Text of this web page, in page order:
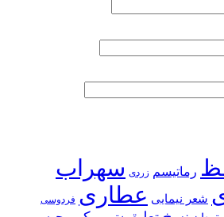
رماتیسم زردی سهراب
شعر نیمایی عطاری فردوسی